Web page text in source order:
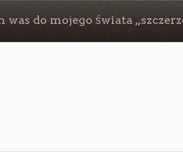
was do mojego świata